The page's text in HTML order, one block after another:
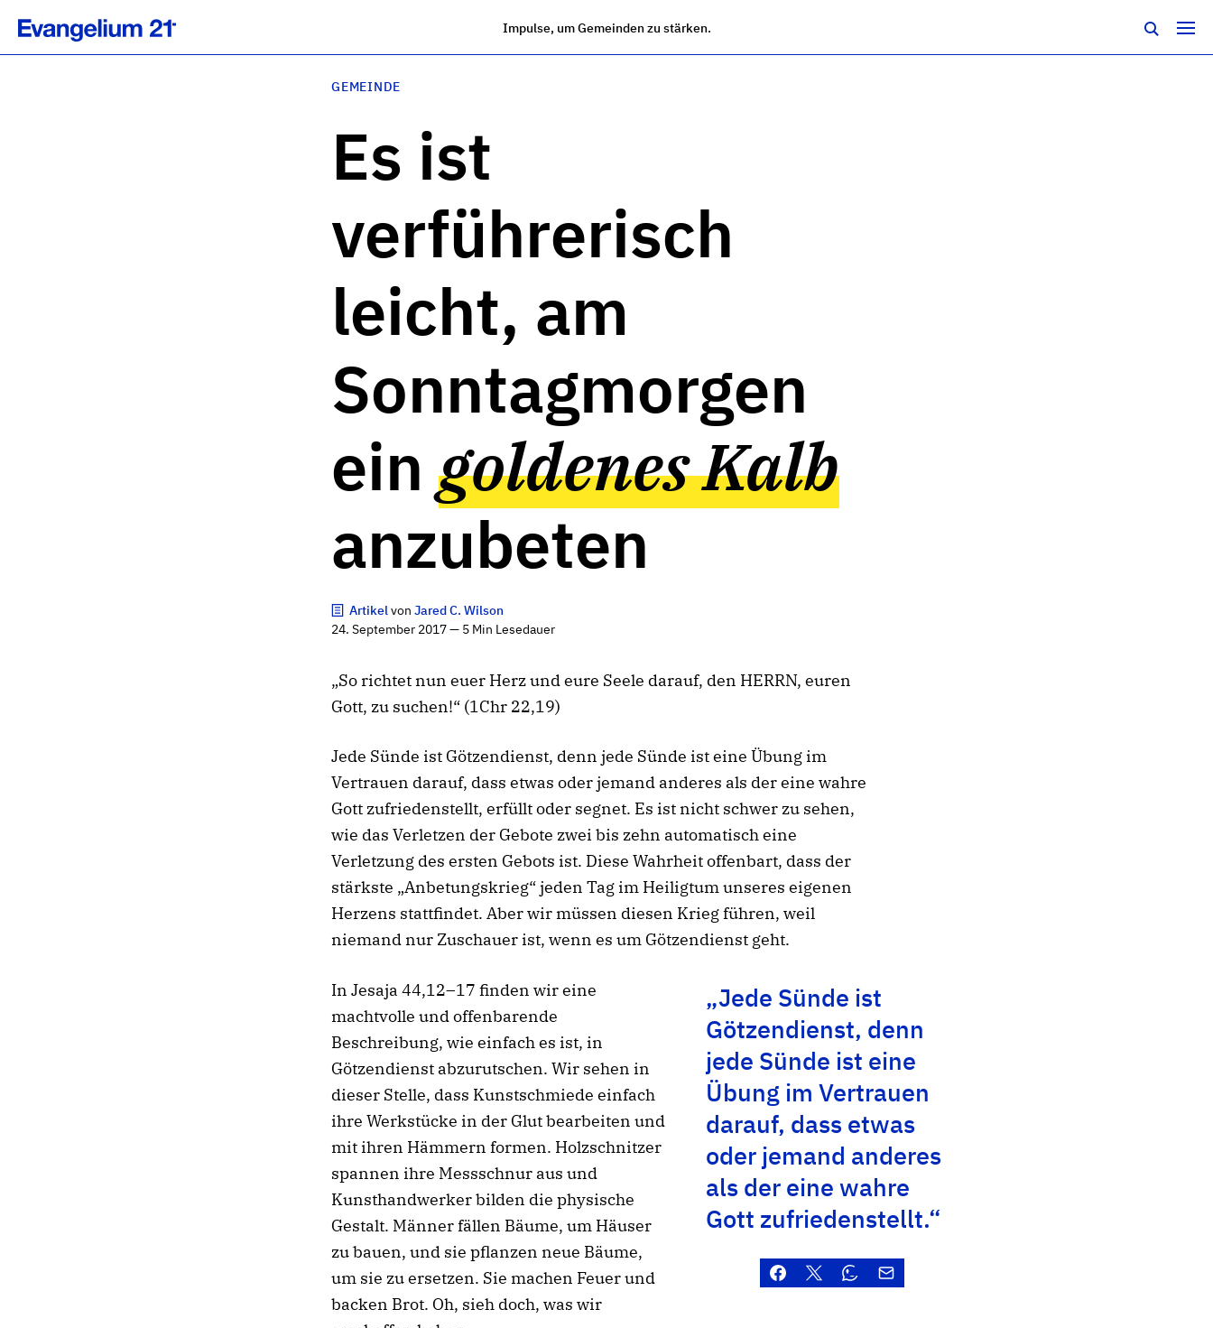
Impulse, um Gemeinden zu stärken.
GEMEINDE
Es ist
verführerisch
leicht, am
Sonntagmorgen
ein goldenes Kalb
anzubeten
ArtikelvonJared C. Wilson
24. September 2017 — 5 Min Lesedauer
„So richtet nun euer Herz und eure Seele darauf, den HERRN, euren
Gott, zu suchen!“ (1Chr 22,19)
Jede Sünde ist Götzendienst, denn jede Sünde ist eine Übung im
Vertrauen darauf, dass etwas oder jemand anderes als der eine wahre
Gott zufriedenstellt, erfüllt oder segnet. Es ist nicht schwer zu sehen,
wie das Verletzen der Gebote zwei bis zehn automatisch eine
Verletzung des ersten Gebots ist. Diese Wahrheit offenbart, dass der
stärkste „Anbetungskrieg“ jeden Tag im Heiligtum unseres eigenen
Herzens stattfindet. Aber wir müssen diesen Krieg führen, weil
niemand nur Zuschauer ist, wenn es um Götzendienst geht.
„Jede Sünde ist
Götzendienst, denn
jede Sünde ist eine
Übung im Vertrauen
darauf, dass etwas
oder jemand anderes
als der eine wahre
Gott zufriedenstellt.“
In Jesaja 44,12–17 finden wir eine
machtvolle und offenbarende
Beschreibung, wie einfach es ist, in
Götzendienst abzurutschen. Wir sehen in
dieser Stelle, dass Kunstschmiede einfach
ihre Werkstücke in der Glut bearbeiten und
mit ihren Hämmern formen. Holzschnitzer
spannen ihre Messschnur aus und
Kunsthandwerker bilden die physische
Gestalt. Männer fällen Bäume, um Häuser
zu bauen, und sie pflanzen neue Bäume,
um sie zu ersetzen. Sie machen Feuer und
backen Brot. Oh, sieh doch, was wir